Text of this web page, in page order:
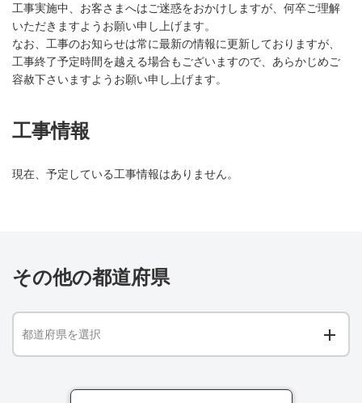
工事実施中、お客さまへはご迷惑をおかけしますが、何卒ご理解
いただきますようお願い申し上げます。
なお、工事のお知らせは常に最新の情報に更新しておりますが、
工事終了予定時間を越える場合もございますので、あらかじめご
容赦下さいますようお願い申し上げます。
工事情報
現在、予定している工事情報はありません。
その他の都道府県
都道府県を選択